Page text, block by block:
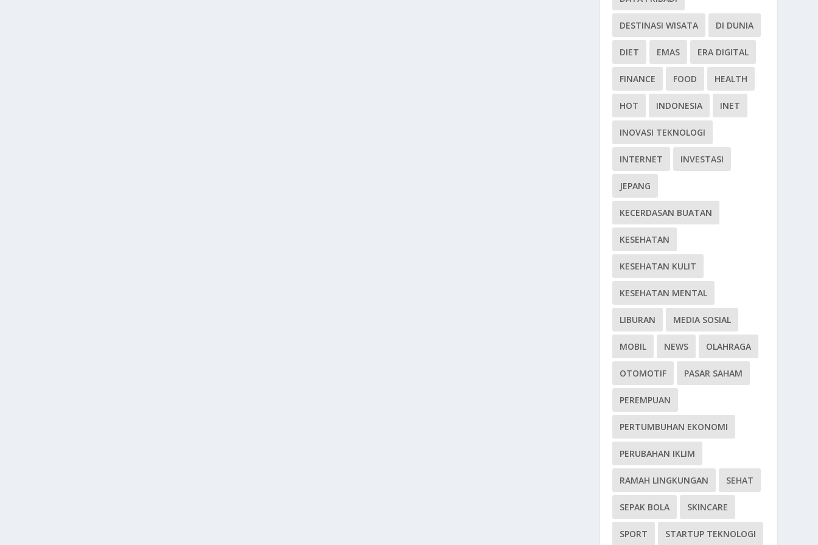
DESTINASI WISATA DI DUNIA
DIET EMAS ERA DIGITAL
FINANCE FOOD HEALTH
HOT INDONESIA INET
INOVASI TEKNOLOGI
INTERNET INVESTASI
JEPANG
KECERDASAN BUATAN
KESEHATAN
KESEHATAN KULIT
KESEHATAN MENTAL
LIBURAN MEDIA SOSIAL
MOBIL NEWS OLAHRAGA
OTOMOTIF PASAR SAHAM
PEREMPUAN
PERTUMBUHAN EKONOMI
PERUBAHAN IKLIM
RAMAH LINGKUNGAN SEHAT
SEPAK BOLA SKINCARE
SPORT STARTUP TEKNOLOGI